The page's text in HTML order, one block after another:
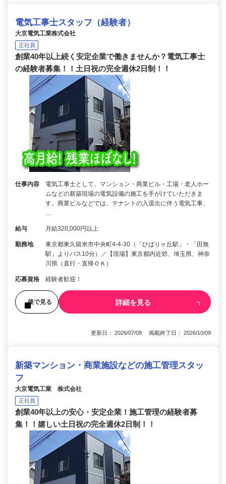
電気工事士スタッフ（経験者）
大京電気工業株式会社
正社員
創業40年以上続く安定企業で働きませんか？電気工事士
の経験者募集！！土日祝の完全週休2日制！！
仕事内容
電気工事士として、マンション・商業ビル・工場・老人ホー
ムなどの新築現場の電気設備の施工を手がけていただきま
す。商業ビルなどでは、テナントの入退出に伴う電気工事、
…
給与 月給320,000円以上
勤務地
東京都東久留米市中央町4-4-30（「ひばりヶ丘駅」・「田無
駅」よりバス10分）／【現場】東京都内近郊、埼玉県、神奈
川県（直行・直帰ＯＫ）
応募資格 経験者歓迎！
後で見る 詳細を見る
更新日： 2026/07/08 掲載終了日： 2026/10/09
新築マンション・商業施設などの施工管理スタッ
フ
大京電気工業 株式会社
正社員
創業40年以上の安心・安定企業！施工管理の経験者募
集！！嬉しい土日祝の完全週休2日制！！